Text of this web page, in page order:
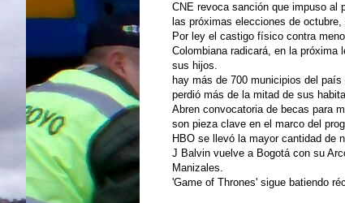
CNE revoca sanción que impuso al
las próximas elecciones de
Por ley el castigo físico contra
Colombiana radicará, en la próxima
sus hijos.
hay más de 700 municipios del
perdió más de la mitad de sus
Abren convocatoria de becas para
son pieza clave en el marco del
HBO se llevó la mayor cantidad de
J Balvin vuelve a Bogotá con su
Manizales.
'Game of Thrones' sigue batiendo